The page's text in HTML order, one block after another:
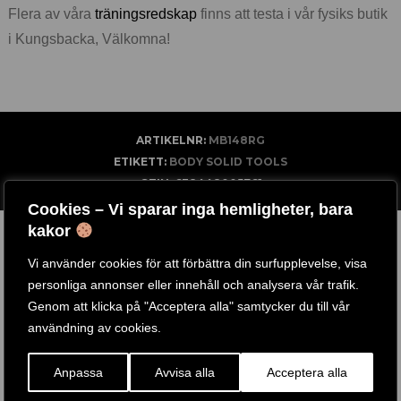
Cookies – Vi sparar inga hemligheter, bara
kakor
Vi använder cookies för att förbättra din surfupplevelse, visa
personliga annonser eller innehåll och analysera vår trafik.
Genom att klicka på "Acceptera alla" samtycker du till vår
användning av cookies.
Anpassa Avvisa alla Acceptera alla
Flera av våra träningsredskap finns att testa i vår fysiks butik
i Kungsbacka, Välkomna!
ARTIKELNR: MB148RG
ETIKETT: BODY SOLID TOOLS
GTIN:638448005761
RELATERADE PRODUKTER